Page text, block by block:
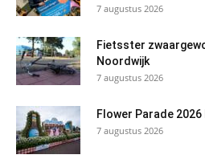
7 augustus 2026
Fietsster
Noordwijk
7 augustus 2026
Flower Parade
7 augustus 2026